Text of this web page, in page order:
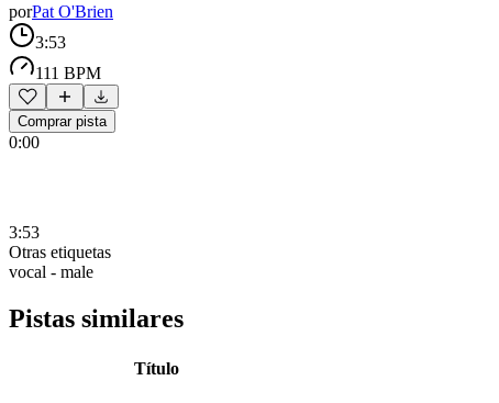
porPat O'Brien
3:53
111 BPM
Comprar pista
0:00
3:53
Otras etiquetas
vocal - male
Pistas similares
Título